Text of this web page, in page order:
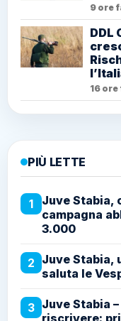
9 ore
DDL
16 ore
PIÙ LETTE
1
Juve Stabia,
campagna
3.000
2 Juve Stabia,
saluta le
3 Juve Stabia
riscrivere: